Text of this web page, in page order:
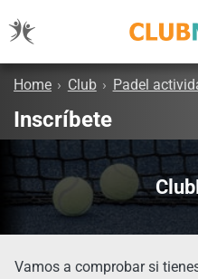
Home › Club › Padel
Inscríbete
Vamos a comprobar si